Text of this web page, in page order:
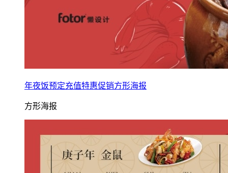
年夜饭预定充值特惠促销方形海报
方形海报